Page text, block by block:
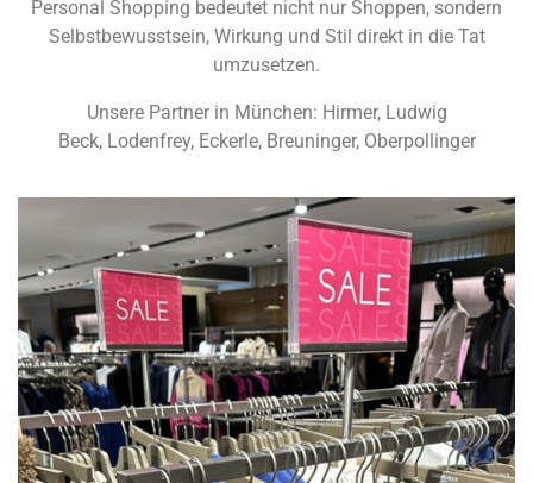
Personal Shopping bedeutet nicht nur Shoppen, sondern
Selbstbewusstsein, Wirkung und Stil direkt in die Tat
umzusetzen.
Unsere Partner in München: Hirmer, Ludwig
Beck, Lodenfrey, Eckerle, Breuninger, Oberpollinger